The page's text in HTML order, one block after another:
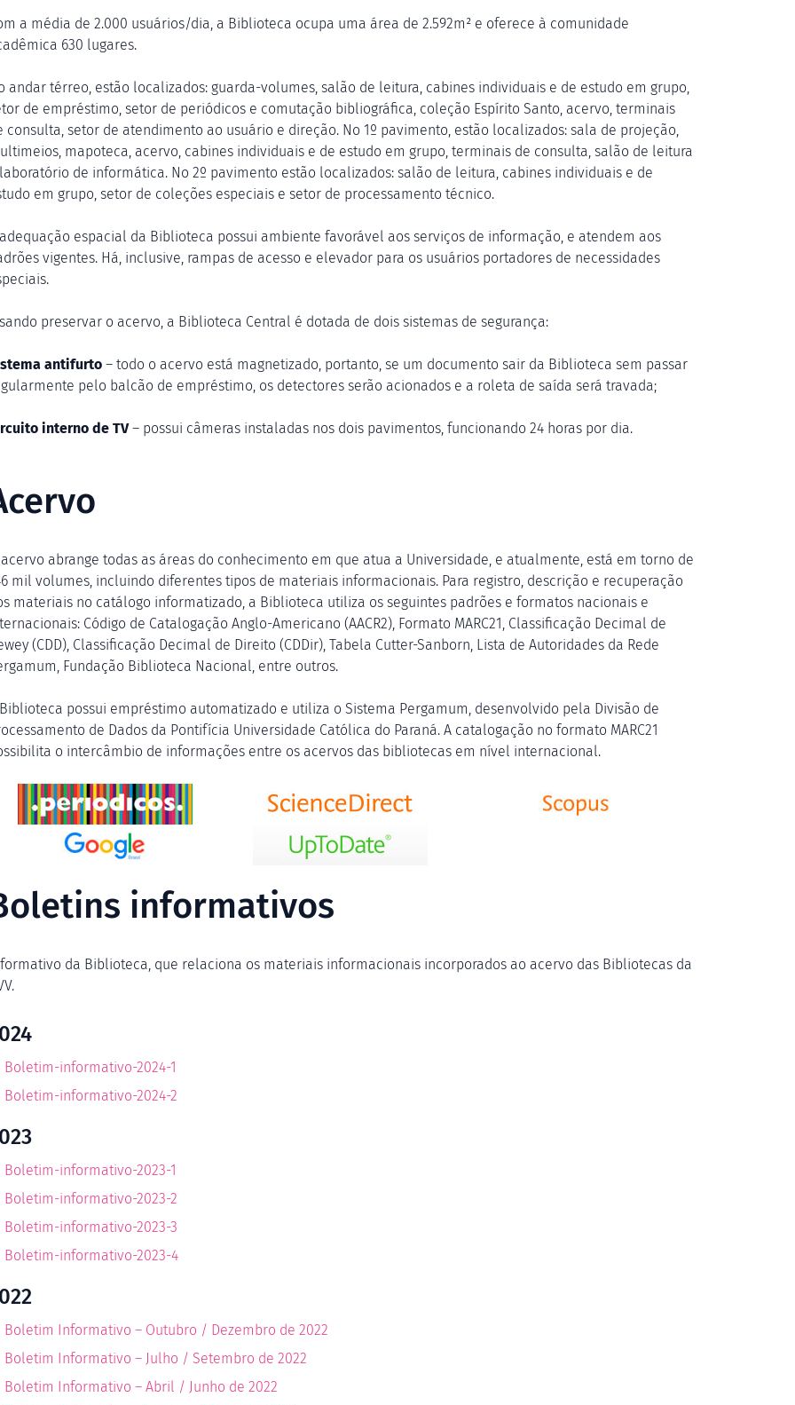
a média de 2.000 usuários/dia, a Biblioteca ocupa uma área de 2.592m² e oferece à comunidade
630 lugares.
andar térreo, estão localizados: guarda-volumes, salão de leitura, cabines individuais e de estudo em grupo,
de empréstimo, setor de periódicos e comutação bibliográfica, coleção Espírito Santo, acervo, terminais
consulta, setor de atendimento ao usuário e direção. No 1º pavimento, estão localizados: sala de projeção,
mapoteca, acervo, cabines individuais e de estudo em grupo, terminais de consulta, salão de leitura
de informática. No 2º pavimento estão localizados: salão de leitura, cabines individuais e de
em grupo, setor de coleções especiais e setor de processamento técnico.
espacial da Biblioteca possui ambiente favorável aos serviços de informação, e atendem aos
vigentes. Há, inclusive, rampas de acesso e elevador para os usuários portadores de necessidades
preservar o acervo, a Biblioteca Central é dotada de dois sistemas de segurança:
antifurto – todo o acervo está magnetizado, portanto, se um documento sair da Biblioteca sem passar
pelo balcão de empréstimo, os detectores serão acionados e a roleta de saída será travada;
interno de TV– possui câmeras instaladas nos dois pavimentos, funcionando 24 horas por dia.
abrange todas as áreas do conhecimento em que atua a Universidade, e atualmente, está em torno de
mil volumes, incluindo diferentes tipos de materiais informacionais. Para registro, descrição e recuperação
materiais no catálogo informatizado, a Biblioteca utiliza os seguintes padrões e formatos nacionais e
Código de Catalogação Anglo-Americano (AACR2), Formato MARC21, Classificação Decimal de
(CDD), Classificação Decimal de Direito (CDDir), Tabela Cutter-Sanborn, Lista de Autoridades da Rede
Fundação Biblioteca Nacional, entre outros.
possui empréstimo automatizado e utiliza o Sistema Pergamum, desenvolvido pela Divisão de
de Dados da Pontifícia Universidade Católica do Paraná. A catalogação no formato MARC21
o intercâmbio de informações entre os acervos das bibliotecas em nível internacional.
informativos
da Biblioteca, que relaciona os materiais informacionais incorporados ao acervo das Bibliotecas da
Boletim-informativo-2024-1
Boletim-informativo-2024-2
Boletim-informativo-2023-1
Boletim-informativo-2023-2
Boletim-informativo-2023-3
Boletim-informativo-2023-4
Boletim Informativo – Outubro / Dezembro de 2022
Boletim Informativo – Julho / Setembro de 2022
Boletim Informativo – Abril / Junho de 2022